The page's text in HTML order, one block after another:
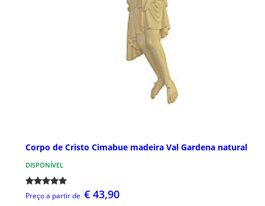
Corpo de Cristo Cimabue madeira Val Gardena natural
DISPONÍVEL
Preço a partir de € 43,90